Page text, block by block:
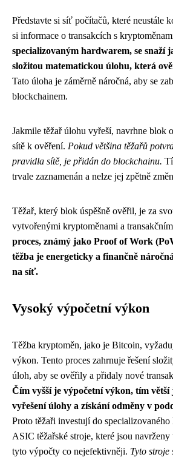
Představte si síť počítačů, které neustále
si informace o transakcích s
specializovaným hardwarem, se snaží
složitou matematickou úlohu, která
Tato úloha je záměrně náročná, aby se
blockchainem.
Jakmile těžař úlohu vyřeší, navrhne blok
sítě k ověření. Pokud většina těžařů
pravidla sítě, je přidán do blockchainu.
trvale zaznamenán a nelze jej zpětně
Těžař, který blok úspěšně ověřil, je za
vytvořenými kryptoměnami a
proces, známý jako Proof of Work
těžba je energeticky a finančně
na síť.
Vysoký výpočetní výkon
Těžba kryptoměn, jako je Bitcoin,
výkon. Tento proces zahrnuje řešení
úloh, aby se ověřily a přidaly nové
Čím vyšší je výpočetní výkon, tím větší
vyřešení úlohy a získání odměny v
Proto těžaři investují do
ASIC těžařské stroje, které jsou
tyto výpočty co nejefektivněji. Tyto stroje